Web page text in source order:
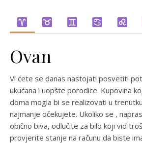
Ovan
Vi ćete se danas nastojati posvetiti
ukućana i uopšte porodice. Kupovina
doma mogla bi se realizovati u
najmanje očekujete. Ukoliko se ,
obično biva, odlučite za bilo koji vid
provjerite stanje na računu da biste